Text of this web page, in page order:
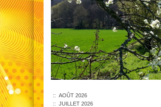
AOÛT 2026
JUILLET 2026